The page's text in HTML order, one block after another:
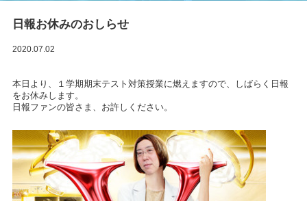
日報お休みのおしらせ
2020.07.02
本日より、１学期期末テスト対策授業に燃えますので、しばらく日報
をお休みします。
日報ファンの皆さま、お許しください。